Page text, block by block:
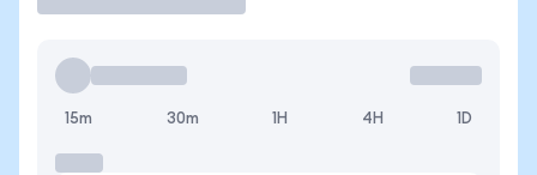
15m 30m 1H 4H 1D